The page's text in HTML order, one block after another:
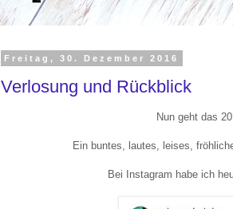
Freitag, 30. Dezember 2016
Verlosung und Rückblick
Nun geht das
Ein buntes, lautes, leises,
Bei Instagram habe ich